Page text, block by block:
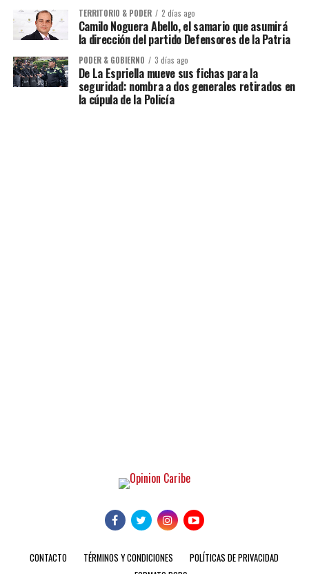
TERRITORIO & PODER 2 días ago
Camilo Noguera Abello, el samario que asumirá
la dirección del partido Defensores de la Patria
PODER & GOBIERNO 3 días ago
De La Espriella mueve sus fichas para la
seguridad: nombra a dos generales retirados en
la cúpula de la Policía
CONTACTO TÉRMINOS Y CONDICIONES
POLÍTICAS DE PRIVACIDAD